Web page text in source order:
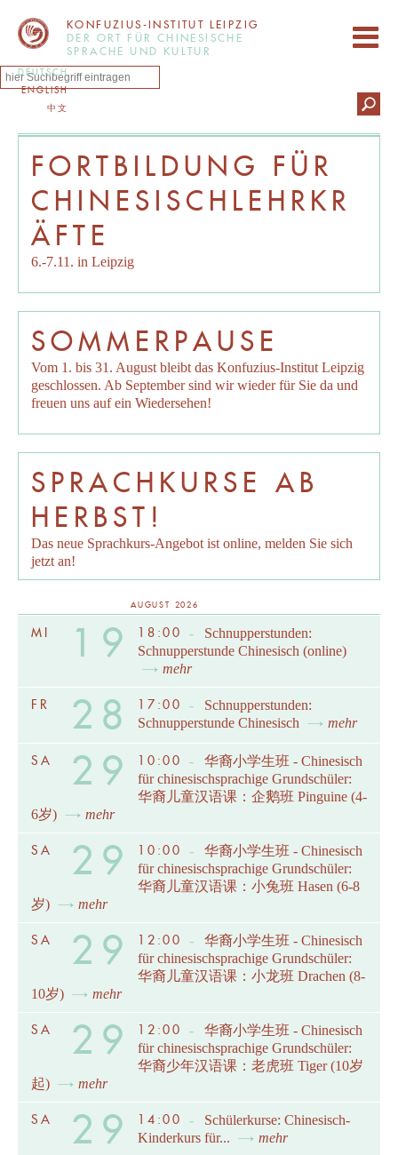
KONFUZIUS-INSTITUT LEIPZIG
DER ORT FÜR CHINESISCHE
SPRACHE UND KULTUR
DEUTSCH
ENGLISH
中文
FORTBILDUNG FÜR
CHINESISCHLEHRKR
ÄFTE
6.-7.11. in Leipzig
SOMMERPAUSE
Vom 1. bis 31. August bleibt das Konfuzius-Institut Leipzig
geschlossen. Ab September sind wir wieder für Sie da und
freuen uns auf ein Wiedersehen!
SPRACHKURSE AB
HERBST!
Das neue Sprachkurs-Angebot ist online, melden Sie sich
jetzt an!
AUGUST 2026
MI 19 18:00 -
Schnupperstunden:
Schnupperstunde Chinesisch (online)
mehr
FR 28 17:00 -
Schnupperstunden:
Schnupperstunde Chinesisch
mehr
SA 29 10:00 -
华裔小学生班 - Chinesisch
für chinesischsprachige Grundschüler:
华裔儿童汉语课：企鹅班 Pinguine (4-
6岁)
mehr
SA 29 10:00 -
华裔小学生班 - Chinesisch
für chinesischsprachige Grundschüler:
华裔儿童汉语课：小兔班 Hasen (6-8
岁)
mehr
SA 29 12:00 -
华裔小学生班 - Chinesisch
für chinesischsprachige Grundschüler:
华裔儿童汉语课：小龙班 Drachen (8-
10岁)
mehr
SA 29 12:00 -
华裔小学生班 - Chinesisch
für chinesischsprachige Grundschüler:
华裔少年汉语课：老虎班 Tiger (10岁
起)
mehr
SA 29 14:00 -
Schülerkurse: Chinesisch-
Kinderkurs für...
mehr